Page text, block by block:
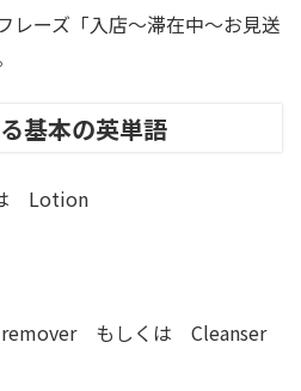
レーズ「入店～滞在中～お見送
基本の英単語
Lotion
remover もしくは Cleanser